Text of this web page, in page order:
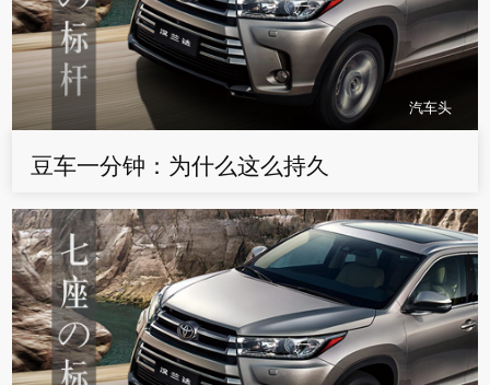
汽车头
豆车一分钟：为什么这么持久